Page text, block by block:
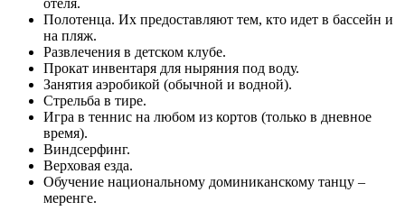
отеля.
Полотенца. Их предоставляют тем, кто идет в бассейн и
на пляж.
Развлечения в детском клубе.
Прокат инвентаря для ныряния под воду.
Занятия аэробикой (обычной и водной).
Стрельба в тире.
Игра в теннис на любом из кортов (только в дневное
время).
Виндсерфинг.
Верховая езда.
Обучение национальному доминиканскому танцу –
меренге.